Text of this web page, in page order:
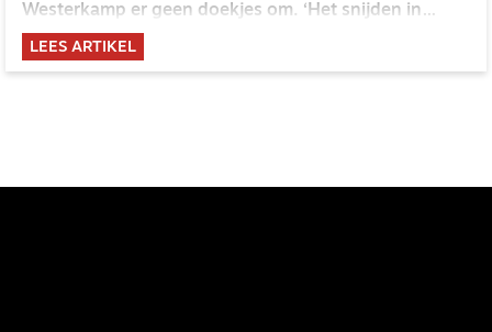
Westerkamp er geen doekjes om. ‘Het snijden in
gezonde lichamen is een dwaalweg.’ Marc ten Brink
uit ‘t Harde, pastor van gelovige transgenders, voelde
zich onaangenaam getroffen. De twee gaan in
LEES ARTIKEL